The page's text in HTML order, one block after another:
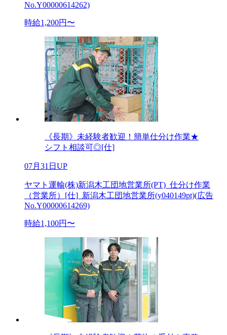
No.Y00000614262)
時給1,200円〜
《長期》未経験者歓迎！簡単仕分け作業★
シフト相談可◎[仕]
07月31日UP
ヤマト運輸(株)新潟木工団地営業所(PT)_仕分け作業
（営業所）[仕]_新潟木工団地営業所(y040149pt)(広告
No.Y00000614269)
時給1,100円〜